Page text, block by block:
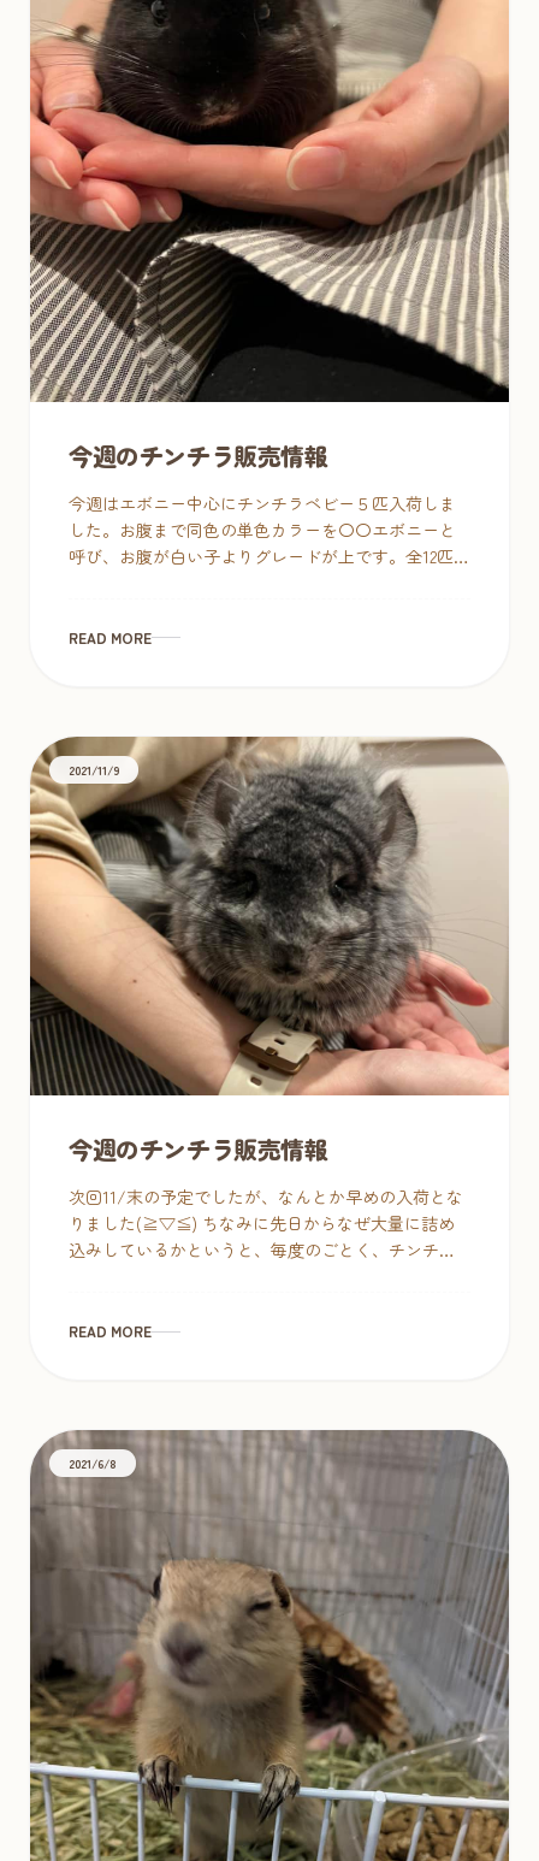
今週のチンチラ販売情報
今週はエボニー中心にチンチラベビー５匹入荷しま
した。お腹まで同色の単色カラーを〇〇エボニーと
呼び、お腹が白い子よりグレードが上です。全12匹、
READ MORE
2021/11/9
今週のチンチラ販売情報
次回11/末の予定でしたが、なんとか早めの入荷とな
りました(≧▽≦) ちなみに先日からなぜ大量に詰め
込みしているかというと、毎度のごとく、チンチラ
READ MORE
2021/6/8